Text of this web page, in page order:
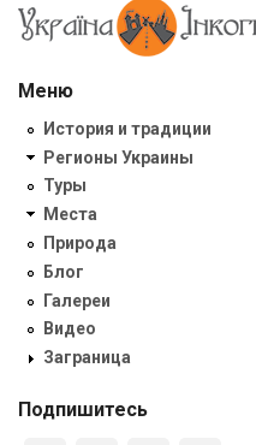
Меню
История и традиции
Регионы Украины
Туры
Места
Природа
Блог
Галереи
Видео
Заграница
Подпишитесь